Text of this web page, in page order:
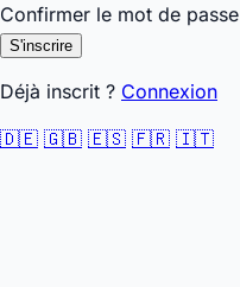
Confirmer le mot de passe
S'inscrire
Déjà inscrit ? Connexion
🇩🇪 🇬🇧 🇪🇸 🇫🇷 🇮🇹